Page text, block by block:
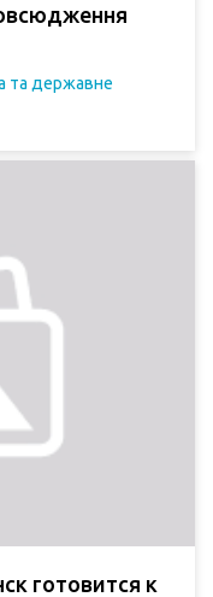
та державне
готовится к